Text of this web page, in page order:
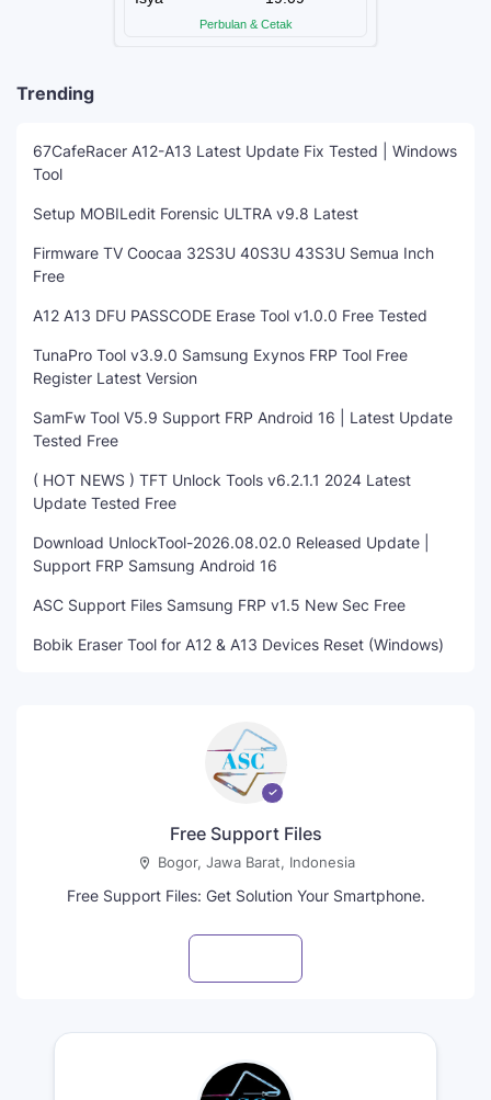
Trending
67CafeRacer A12-A13 Latest Update Fix Tested | Windows
Tool
Setup MOBILedit Forensic ULTRA v9.8 Latest
Firmware TV Coocaa 32S3U 40S3U 43S3U Semua Inch
Free
A12 A13 DFU PASSCODE Erase Tool v1.0.0 Free Tested
TunaPro Tool v3.9.0 Samsung Exynos FRP Tool Free
Register Latest Version
SamFw Tool V5.9 Support FRP Android 16 | Latest Update
Tested Free
( HOT NEWS ) TFT Unlock Tools v6.2.1.1 2024 Latest
Update Tested Free
Download UnlockTool-2026.08.02.0 Released Update |
Support FRP Samsung Android 16
ASC Support Files Samsung FRP v1.5 New Sec Free
Bobik Eraser Tool for A12 & A13 Devices Reset (Windows)
Free Support Files
Bogor, Jawa Barat, Indonesia
Free Support Files: Get Solution Your Smartphone.